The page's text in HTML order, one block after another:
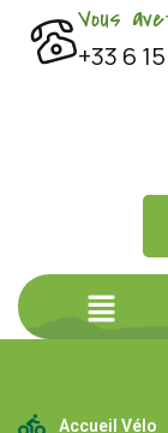
Vous
+33 6
Accueil Vélo